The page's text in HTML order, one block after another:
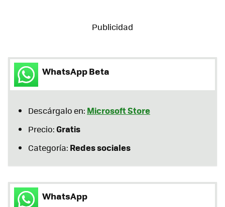
WhatsApp Beta
Descárgalo en: Microsoft Store
Precio:Gratis
Categoría: Redes sociales
WhatsApp